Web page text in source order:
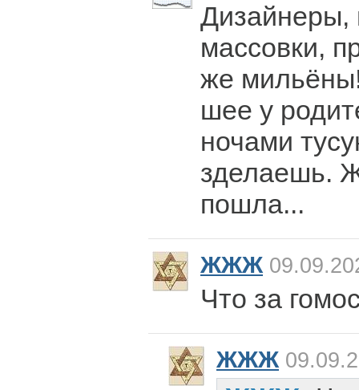
Дизайнеры,
массовки,
же
шее у
ночами
зделаешь.
пошла...
ЖЖЖ
Что за
ЖЖЖ